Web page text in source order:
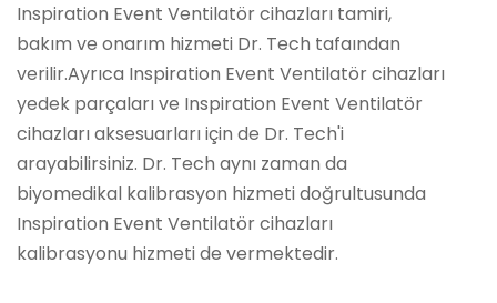
Inspiration Event Ventilatör cihazları tamiri,
bakım ve onarım hizmeti Dr. Tech tafaından
verilir.Ayrıca Inspiration Event Ventilatör cihazları
yedek parçaları ve Inspiration Event Ventilatör
cihazları aksesuarları için de Dr. Tech'i
arayabilirsiniz. Dr. Tech aynı zaman da
biyomedikal kalibrasyon hizmeti doğrultusunda
Inspiration Event Ventilatör cihazları
kalibrasyonu hizmeti de vermektedir.